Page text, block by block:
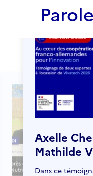
pas
Axelle
Mathilde
Dans ce